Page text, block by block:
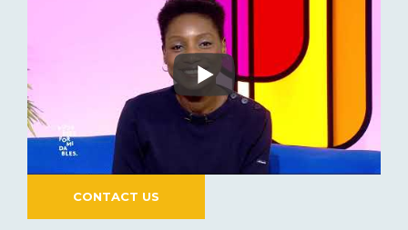
CONTACT US